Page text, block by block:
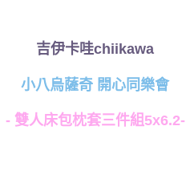
吉伊卡哇chiikawa
小八烏薩奇 開心同樂會
- 雙人床包枕套三件組5x6.2-